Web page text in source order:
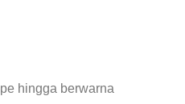
hingga berwarna